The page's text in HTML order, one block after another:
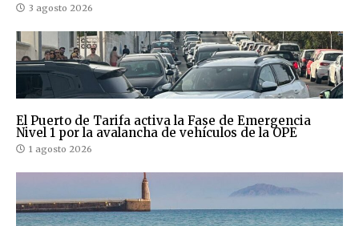
3 agosto 2026
El Puerto de Tarifa activa la Fase de Emergencia
Nivel 1 por la avalancha de vehículos de la OPE
1 agosto 2026